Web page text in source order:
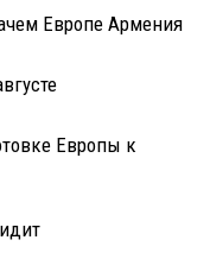
Европе Армения
Европы к